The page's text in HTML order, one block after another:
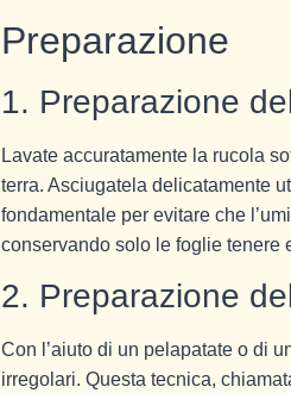
Preparazione
1. Preparazione
Lavate accuratamente la rucola
terra. Asciugatela delicatamente
fondamentale per evitare che
conservando solo le foglie tenere
2. Preparazione
Con l’aiuto di un pelapatate o di
irregolari. Questa tecnica,